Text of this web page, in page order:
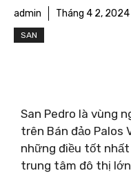
admin Tháng 4 2, 2024
SAN
San Pedro là vùng
trên Bán đảo Palos
những điều tốt nhất
trung tâm đô thị